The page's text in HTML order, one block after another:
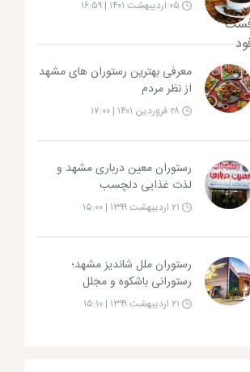
معرفی بهترین رستوران های مشهد
از نظر مردم
رستوران معین درباری مشهد و
لذت غذایی دلچسب
رستوران ملل شاندیز مشهد؛
رستورانی باشکوه و مجلل